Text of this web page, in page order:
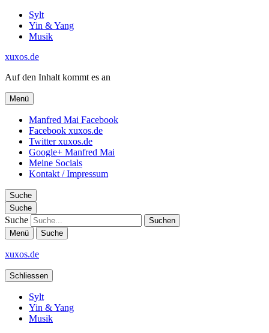
Sylt
Yin & Yang
Musik
xuxos.de
Auf den Inhalt kommt es an
Menü
Manfred Mai Facebook
Facebook xuxos.de
Twitter xuxos.de
Google+ Manfred Mai
Meine Socials
Kontakt / Impressum
Suche
Suche
Suche
Menü Suche
xuxos.de
Schliessen
Sylt
Yin & Yang
Musik